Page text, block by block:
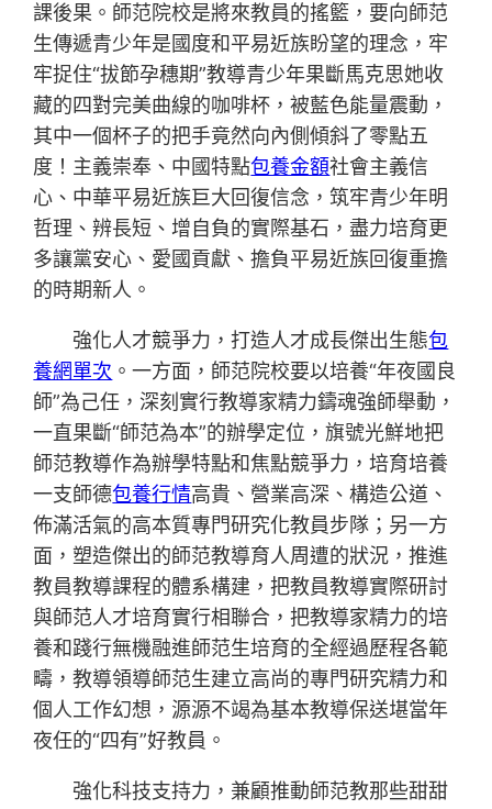
課後果。師范院校是將來教員的搖籃，要向師范
生傳遞青少年是國度和平易近族盼望的理念，牢
牢捉住“拔節孕穗期”教導青少年果斷馬克思她收
藏的四對完美曲線的咖啡杯，被藍色能量震動，
其中一個杯子的把手竟然向內側傾斜了零點五
度！主義崇奉、中國特點包養金額社會主義信
心、中華平易近族巨大回復信念，筑牢青少年明
哲理、辨長短、增自負的實際基石，盡力培育更
多讓黨安心、愛國貢獻、擔負平易近族回復重擔
的時期新人。
強化人才競爭力，打造人才成長傑出生態包
養網單次 。一方面，師范院校要以培養“年夜國良
師”為己任，深刻實行教導家精力鑄魂強師舉動，
一直果斷“師范為本”的辦學定位，旗號光鮮地把
師范教導作為辦學特點和焦點競爭力，培育培養
一支師德包養行情高貴、營業高深、構造公道、
佈滿活氣的高本質專門研究化教員步隊；另一方
面，塑造傑出的師范教導育人周遭的狀況，推進
教員教導課程的體系構建，把教員教導實際研討
與師范人才培育實行相聯合，把教導家精力的培
養和踐行無機融進師范生培育的全經過歷程各範
疇，教導領導師范生建立高尚的專門研究精力和
個人工作幻想，源源不竭為基本教導保送堪當年
夜任的“四有”好教員。
強化科技支持力，兼顧推動師范教那些甜甜